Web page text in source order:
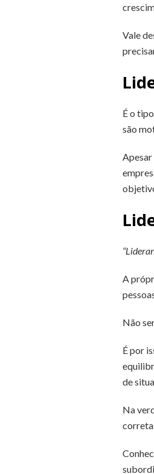
Vale
É o
são
A
Não
É por
de
Na